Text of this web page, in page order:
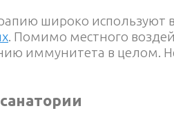
широко
. Помимо местного
иммунитета в целом.